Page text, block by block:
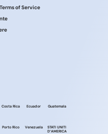
of Service
Costa Rica Ecuador Guatemala
Porto Rico Venezuela
STATI UNITI
D’AMERICA